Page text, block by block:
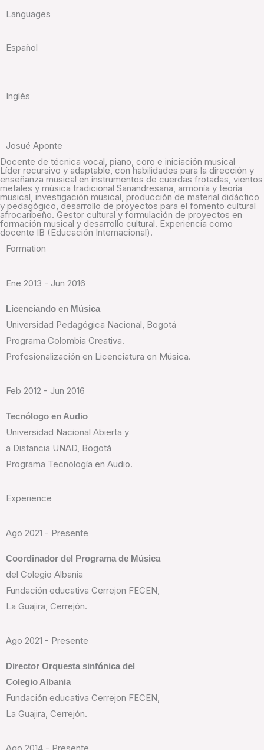
Languages
Español
Inglés
Josué Aponte
Docente de técnica vocal, piano, coro e iniciación musical
Líder recursivo y adaptable, con habilidades para la dirección y
enseñanza musical en instrumentos de cuerdas frotadas, vientos
metales y música tradicional Sanandresana, armonía y teoría
musical, investigación musical, producción de material didáctico
y pedagógico, desarrollo de proyectos para el fomento cultural
afrocaribeño. Gestor cultural y formulación de proyectos en
formación musical y desarrollo cultural. Experiencia como
docente IB (Educación Internacional).
Formation
Ene 2013 - Jun 2016
Licenciando en Música
Universidad Pedagógica Nacional, Bogotá
Programa Colombia Creativa.
Profesionalización en Licenciatura en Música.
Feb 2012 - Jun 2016
Tecnólogo en Audio
Universidad Nacional Abierta y
a Distancia UNAD, Bogotá
Programa Tecnología en Audio.
Experience
Ago 2021 - Presente
Coordinador del Programa de Música
del Colegio Albania
Fundación educativa Cerrejon FECEN,
La Guajira, Cerrejón.
Ago 2021 - Presente
Director Orquesta sinfónica del
Colegio Albania
Fundación educativa Cerrejon FECEN,
La Guajira, Cerrejón.